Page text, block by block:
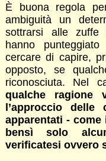
È buona regola
ambiguità un
sottrarsi alle zuffe
hanno
cercare di capire,
opposto, se
riconosciuta. Nel
qualche
l’approccio
apparentati -
bensì solo
verificatesi ovvero